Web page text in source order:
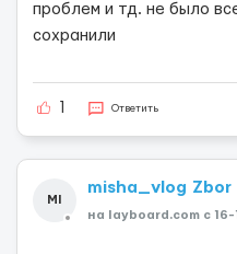
проблем и тд. не было
сохранили
Ответить
MI
misha_vlog Zbor
на layboard.com c 16-